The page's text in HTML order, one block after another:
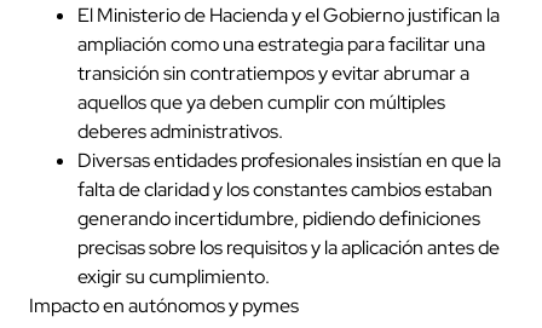
El Ministerio de Hacienda y el Gobierno justifican la
ampliación como una estrategia para facilitar una
transición sin contratiempos y evitar abrumar a
aquellos que ya deben cumplir con múltiples
deberes administrativos.
Diversas entidades profesionales insistían en que la
falta de claridad y los constantes cambios estaban
generando incertidumbre, pidiendo definiciones
precisas sobre los requisitos y la aplicación antes de
exigir su cumplimiento.
Impacto en autónomos y pymes